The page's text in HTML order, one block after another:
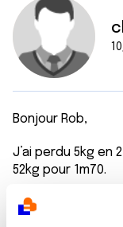
Bonjour Rob,
J’ai perdu 5kg en
52kg pour 1m70.
Mon oncologue
prend des